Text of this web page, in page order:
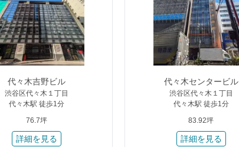
代々木吉野ビル
渋谷区代々木１丁目
代々木駅 徒歩1分
76.7坪
詳細を見る
代々木センタービル
渋谷区代々木１丁目
代々木駅 徒歩1分
83.92坪
詳細を見る